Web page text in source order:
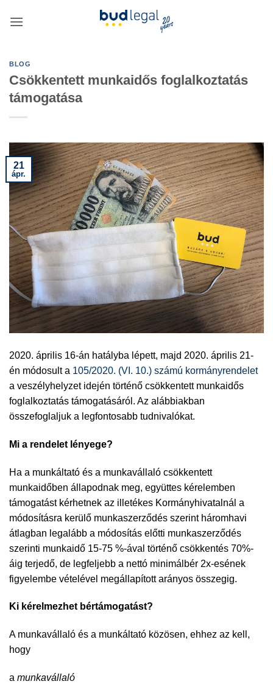
BLOG
Csökkentett munkaidős foglalkoztatás
támogatása
21
ápr.
2020. április 16-án hatályba lépett, majd 2020. április 21-
én módosult a 105/2020. (VI. 10.) számú kormányrendelet
a veszélyhelyzet idején történő csökkentett munkaidős
foglalkoztatás támogatásáról. Az alábbiakban
összefoglaljuk a legfontosabb tudnivalókat.
Mi a rendelet lényege?
Ha a munkáltató és a munkavállaló csökkentett
munkaidőben állapodnak meg, együttes kérelemben
támogatást kérhetnek az illetékes Kormányhivatalnál a
módosításra kerülő munkaszerződés szerint háromhavi
átlagban legalább a módosítás előtti munkaszerződés
szerinti munkaidő 15-75 %-ával történő csökkentés 70%-
áig terjedő, de legfeljebb a nettó minimálbér 2x-esének
figyelembe vételével megállapított arányos összegig.
Ki kérelmezhet bértámogatást?
A munkavállaló és a munkáltató közösen, ehhez az kell,
hogy
a munkavállaló